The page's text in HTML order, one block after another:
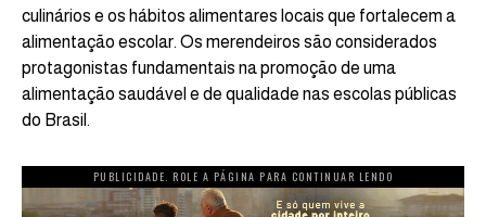
culinários e os hábitos alimentares locais que fortalecem a
alimentação escolar. Os merendeiros são considerados
protagonistas fundamentais na promoção de uma
alimentação saudável e de qualidade nas escolas públicas
do Brasil.
PUBLICIDADE. ROLE A PÁGINA PARA CONTINUAR LENDO